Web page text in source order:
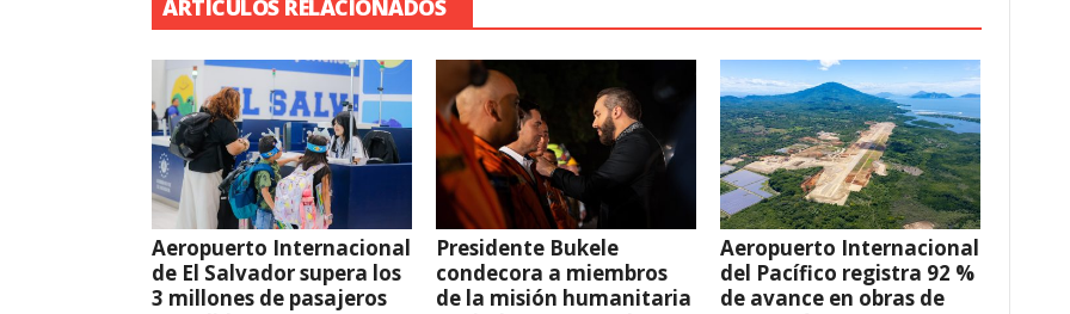
ARTÍCULOS RELACIONADOS
Aeropuerto Internacional
de El Salvador supera los
3 millones de pasajeros
Presidente Bukele
condecora a miembros
de la misión humanitaria
Aeropuerto Internacional
del Pacífico registra 92 %
de avance en obras de